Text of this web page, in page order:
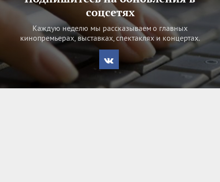
соцсетях
Каждую неделю мы рассказываем о главных
кинопремьерах, выставках, спектаклях и концертах.